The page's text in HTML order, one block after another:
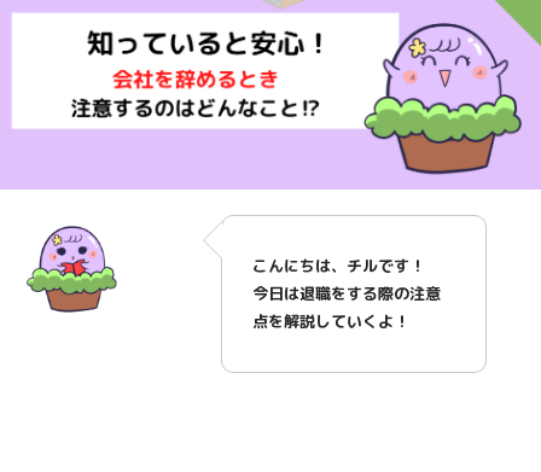
こんにちは、チルです！
今日は退職をする際の注意
点を解説していくよ！